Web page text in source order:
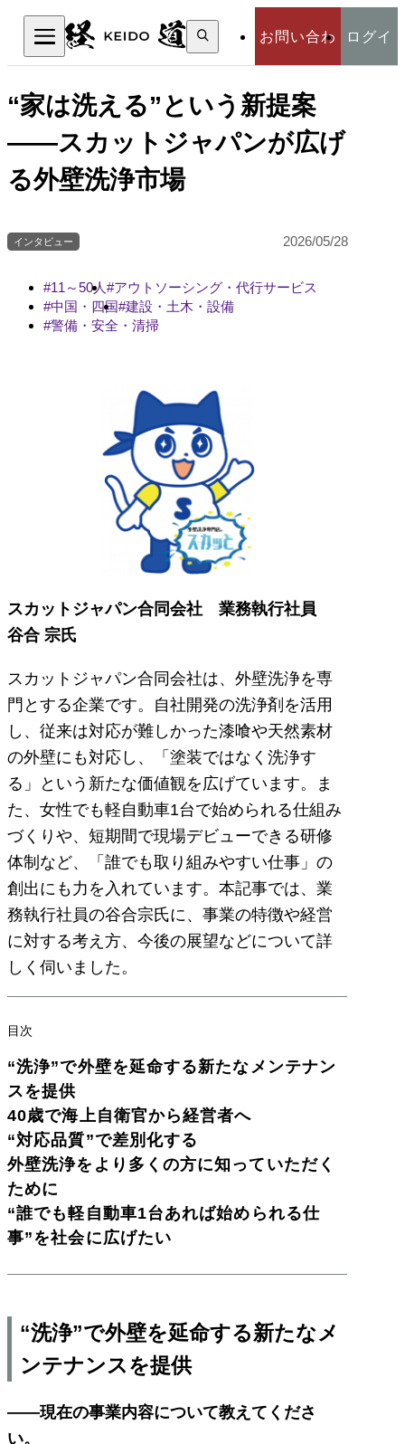
お問い合わ
せ
ログイ
検
索:
検索
“家は洗える”という新提案
――スカットジャパンが広げ
る外壁洗浄市場
インタビュー 2026/05/28
11～50人
アウトソーシング・代行サービス
中国・四国 建設・土木・設備
警備・安全・清掃
スカットジャパン合同会社 業務執行社員
谷合 宗氏
スカットジャパン合同会社は、外壁洗浄を専
門とする企業です。自社開発の洗浄剤を活用
し、従来は対応が難しかった漆喰や天然素材
の外壁にも対応し、「塗装ではなく洗浄す
る」という新たな価値観を広げています。ま
た、女性でも軽自動車1台で始められる仕組み
づくりや、短期間で現場デビューできる研修
体制など、「誰でも取り組みやすい仕事」の
創出にも力を入れています。本記事では、業
務執行社員の谷合宗氏に、事業の特徴や経営
に対する考え方、今後の展望などについて詳
しく伺いました。
目次
“洗浄”で外壁を延命する新たなメンテナン
スを提供
40歳で海上自衛官から経営者へ
“対応品質”で差別化する
外壁洗浄をより多くの方に知っていただく
ために
“誰でも軽自動車1台あれば始められる仕
事”を社会に広げたい
“洗浄”で外壁を延命する新たなメ
ンテナンスを提供
――現在の事業内容について教えてくださ
い。